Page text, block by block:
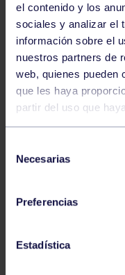
el contenido y los
sociales y analizar el
información sobre el
nuestros partners de
web, quienes pueden
que les haya
partir del uso que
Necesarias
Preferencias
Estadística
Natación 27
CAMPEONATO
NATACIÓN